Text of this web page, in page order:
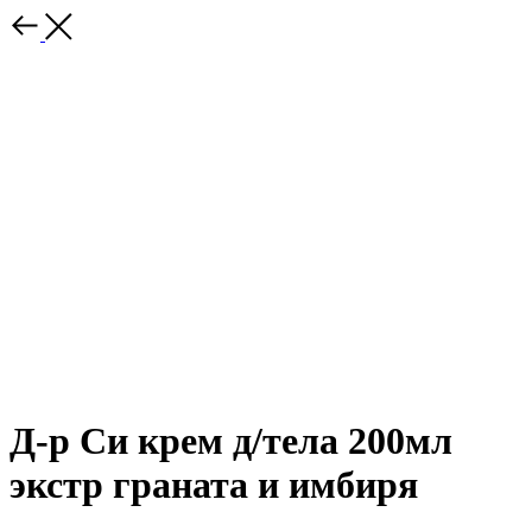
Д-р Си крем д/тела 200мл
экстр граната и имбиря